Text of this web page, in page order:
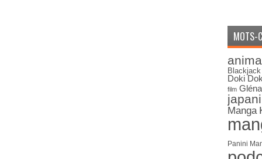
MOTS-
Blackjack
Doki
film
Manga
Panini